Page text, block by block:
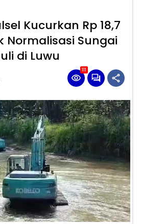
Kucurkan Rp 18,7
Normalisasi Sungai
di Luwu
111